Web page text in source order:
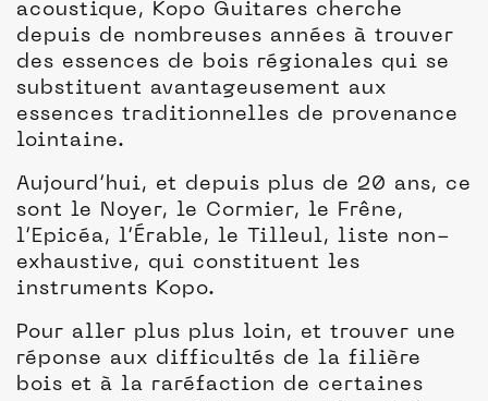
acoustique, Kopo Guitares cherche
depuis de nombreuses années à trouver
des essences de bois régionales qui se
substituent avantageusement aux
essences traditionnelles de provenance
lointaine.
Aujourd’hui, et depuis plus de 20 ans, ce
sont le Noyer, le Cormier, le Frêne,
l’Epicéa, l’Érable, le Tilleul, liste non-
exhaustive, qui constituent les
instruments Kopo.
Pour aller plus plus loin, et trouver une
réponse aux difficultés de la filière
bois et à la raréfaction de certaines